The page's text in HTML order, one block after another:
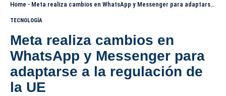
Home - Meta realiza cambios en WhatsApp y Messenger para adaptarse a la regulación de la UE
TECNOLOGÍA
Meta realiza cambios en
WhatsApp y Messenger para
adaptarse a la regulación de
la UE